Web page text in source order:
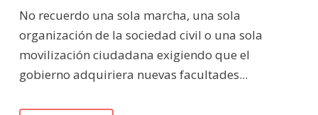
No recuerdo una sola marcha, una sola
organización de la sociedad civil o una sola
movilización ciudadana exigiendo que el
gobierno adquiriera nuevas facultades...